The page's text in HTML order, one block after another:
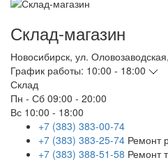
Склад-магазин
Новосибирск, ул.
График работы: 10:00 - 18:00
Склад
Пн - Сб 09:00 - 20:00
Вс 10:00 - 18:00
+7 (383) 383-00-74
+7 (383) 383-25-74 Ремонт
+7 (383) 388-51-58 Ремонт